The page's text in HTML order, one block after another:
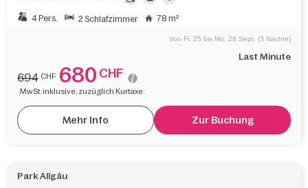
4 Pers. 2 Schlafzimmer 78 m²
Last Minute
Von Fr. 25 bis Mo. 28 Sept. (3 Nächte)
694 CHF 680 CHF
MwSt. inklusive, zuzüglich Kurtaxe.
Mehr Info Zur Buchung
Park Allgäu